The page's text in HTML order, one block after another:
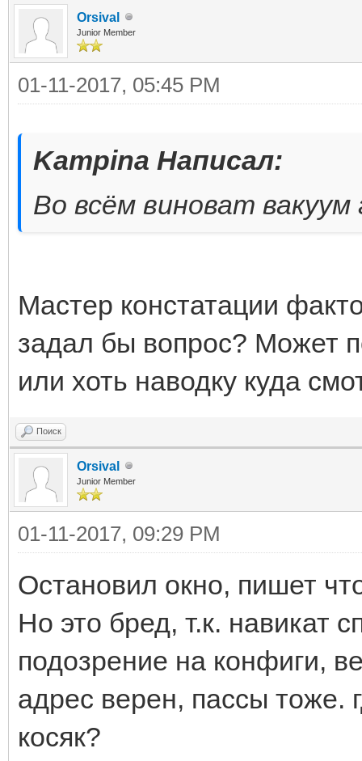
Orsival
Junior Member
01-11-2017, 05:45 PM
Kampina Написал:
Во всём виноват вакуум
Мастер констатации
задал бы вопрос? Может
или хоть наводку куда
Поиск
Orsival
Junior Member
01-11-2017, 09:29 PM
Остановил окно, пишет
Но это бред, т.к. навикат
подозрение на конфиги,
адрес верен, пассы тоже.
косяк?